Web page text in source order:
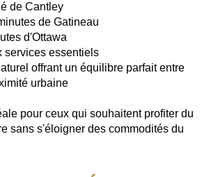
de Cantley
de Gatineau
d'Ottawa
services essentiels
offrant un équilibre parfait entre
urbaine
pour ceux qui souhaitent profiter du
sans s'éloigner des commodités du